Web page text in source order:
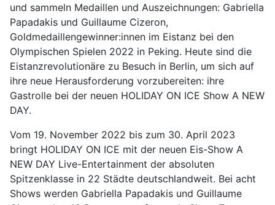
und sammeln Medaillen und Auszeichnungen: Gabriella
Papadakis und Guillaume Cizeron,
Goldmedaillengewinner:innen im Eistanz bei den
Olympischen Spielen 2022 in Peking. Heute sind die
Eistanzrevolutionäre zu Besuch in Berlin, um sich auf
ihre neue Herausforderung vorzubereiten: ihre
Gastrolle bei der neuen HOLIDAY ON ICE Show A NEW
DAY.
Vom 19. November 2022 bis zum 30. April 2023
bringt HOLIDAY ON ICE mit der neuen Eis-Show A
NEW DAY Live-Entertainment der absoluten
Spitzenklasse in 22 Städte deutschlandweit. Bei acht
Shows werden Gabriella Papadakis und Guillaume